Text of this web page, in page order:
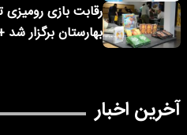
رقابت بازی
بهارستان برگزار
آخرین اخبار